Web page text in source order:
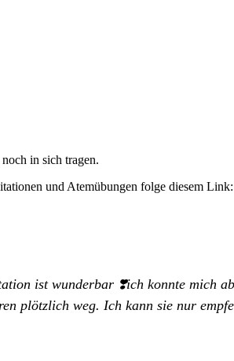
in sich tragen.
und Atemübungen folge diesem Link:
ist wunderbar ❣️ich konnte mich
plötzlich weg. Ich kann sie nur